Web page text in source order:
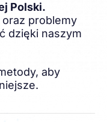
Polski.
problemy
dzięki naszym
aby